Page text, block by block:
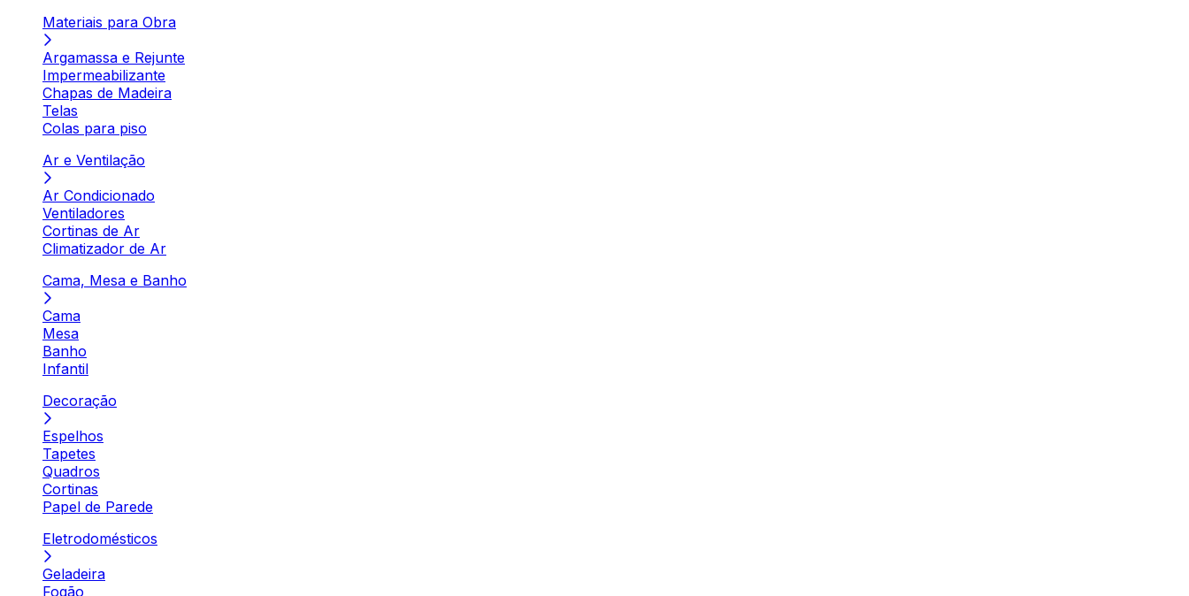
Materiais para Obra
Argamassa e Rejunte
Impermeabilizante
Chapas de Madeira
Telas
Colas para piso
Ar e Ventilação
Ar Condicionado
Ventiladores
Cortinas de Ar
Climatizador de Ar
Cama, Mesa e Banho
Cama
Mesa
Banho
Infantil
Decoração
Espelhos
Tapetes
Quadros
Cortinas
Papel de Parede
Eletrodomésticos
Geladeira
Fogão